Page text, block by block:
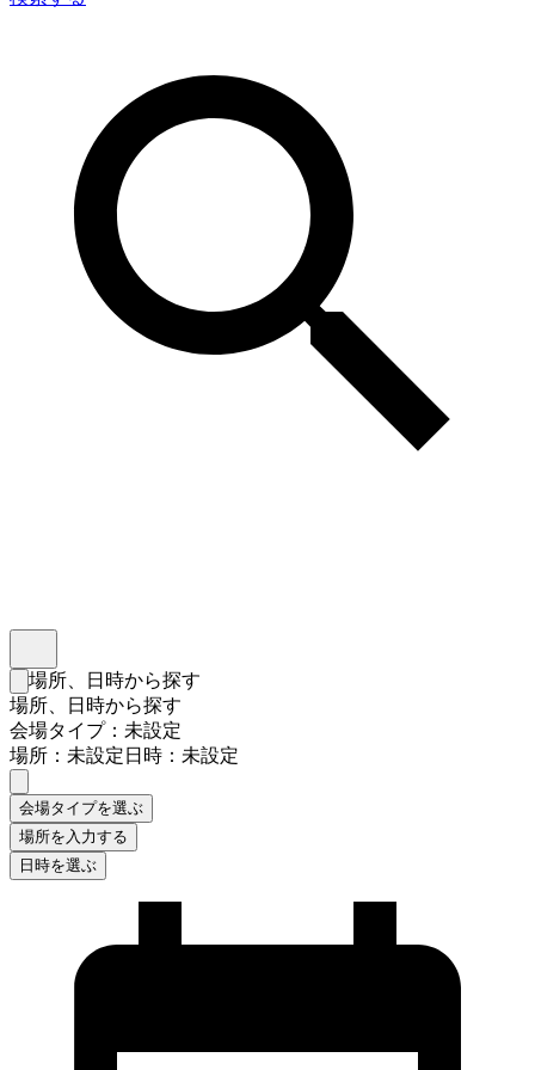
検索フォームを閉じる
場所、日時から探す
場所、日時から探す
会場タイプ：未設定
場所：未設定日時：未設定
会場タイプを選ぶ
場所を入力する
日時を選ぶ